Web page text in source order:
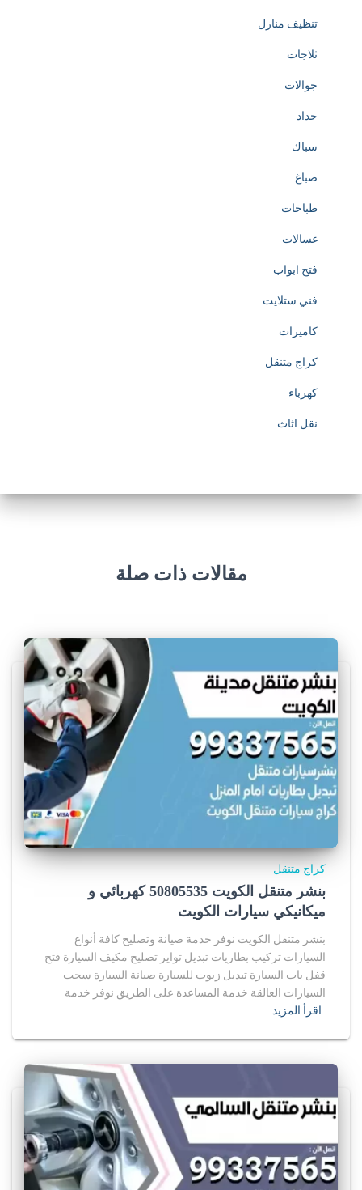
تنظيف منازل
ثلاجات
جوالات
حداد
سباك
صباغ
طباخات
غسالات
فتح ابواب
فني ستلايت
كاميرات
كراج متنقل
كهرباء
نقل اثاث
مقالات ذات صلة
كراج متنقل
بنشر متنقل الكويت 50805535‬ كهربائي و
ميكانيكي سيارات الكويت
بنشر متنقل الكويت نوفر خدمة صيانة وتصليح كافة أنواع
السيارات تركيب بطاريات تبديل تواير تصليح مكيف السيارة فتح
قفل باب السيارة تبديل زيوت للسيارة صيانة السيارة سحب
السيارات العالقة خدمة المساعدة على الطريق نوفر خدمة
اقرأ المزيد